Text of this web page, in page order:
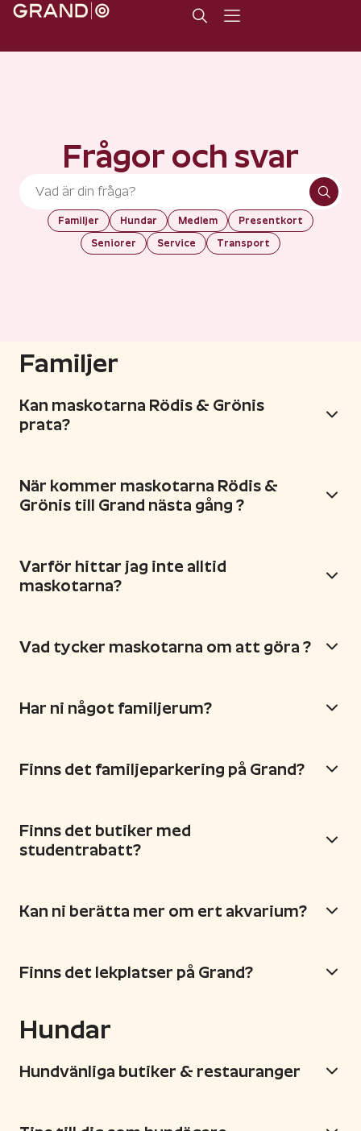
Frågor och svar
Familjer Hundar Medlem
Presentkort
Seniorer
Service Transport
Familjer
Kan maskotarna Rödis & Grönis
prata?
När kommer maskotarna Rödis &
Grönis till Grand nästa gång ?
Varför hittar jag inte alltid
maskotarna?
Vad tycker maskotarna om att göra ?
Har ni något familjerum?
Finns det familjeparkering på Grand?
Finns det butiker med
studentrabatt?
Kan ni berätta mer om ert akvarium?
Finns det lekplatser på Grand?
Hundar
Hundvänliga butiker & restauranger